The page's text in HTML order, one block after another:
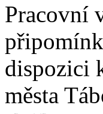
Pracovní
dispozici
města